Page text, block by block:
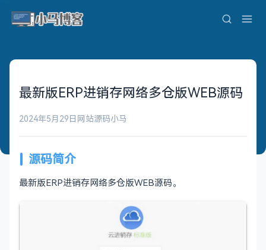
最新版ERP进销存网络多仓版WEB源码
2024年5月29日 网站源码小马
源码简介
最新版ERP进销存网络多仓版WEB源码。